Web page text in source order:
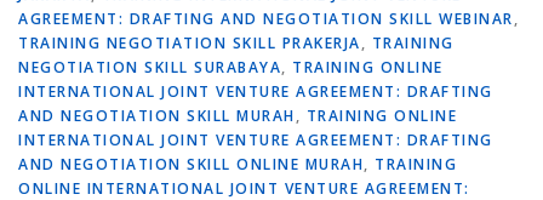
AGREEMENT: DRAFTING AND NEGOTIATION SKILL WEBINAR,
TRAINING NEGOTIATION SKILL PRAKERJA, TRAINING
NEGOTIATION SKILL SURABAYA, TRAINING ONLINE
INTERNATIONAL JOINT VENTURE AGREEMENT: DRAFTING
AND NEGOTIATION SKILL MURAH, TRAINING ONLINE
INTERNATIONAL JOINT VENTURE AGREEMENT: DRAFTING
AND NEGOTIATION SKILL ONLINE MURAH, TRAINING
ONLINE INTERNATIONAL JOINT VENTURE AGREEMENT: